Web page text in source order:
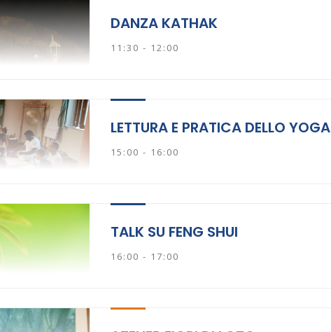
DANZA KATHAK
11:30 - 12:00
LETTURA E PRATICA DELLO YOGA
15:00 - 16:00
TALK SU FENG SHUI
16:00 - 17:00